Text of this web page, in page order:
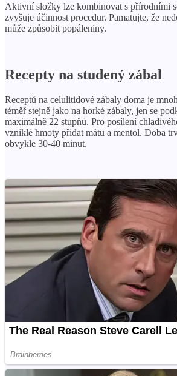
Aktivní složky lze kombinovat s přírodními
zvyšuje účinnost procedur. Pamatujte, že
může způsobit popáleniny.
Recepty na studený zábal
Receptů na celulitidové zábaly doma je
téměř stejně jako na horké zábaly, jen se
maximálně 22 stupňů. Pro posílení
vzniklé hmoty přidat mátu a mentol. Doba
obvykle 30-40 minut.